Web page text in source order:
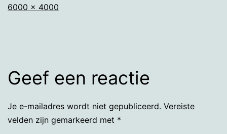
Volledige
6000 × 4000
Geef een reactie
Je e-mailadres wordt niet gepubliceerd. Vereiste
velden zijn gemarkeerd met *